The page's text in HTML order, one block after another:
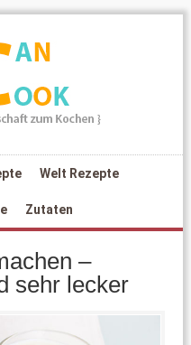
Welt Rezepte
Zutaten
–
sehr lecker